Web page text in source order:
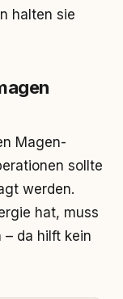
halten sie
Magen-
sollte
werden.
hat, muss
da hilft kein